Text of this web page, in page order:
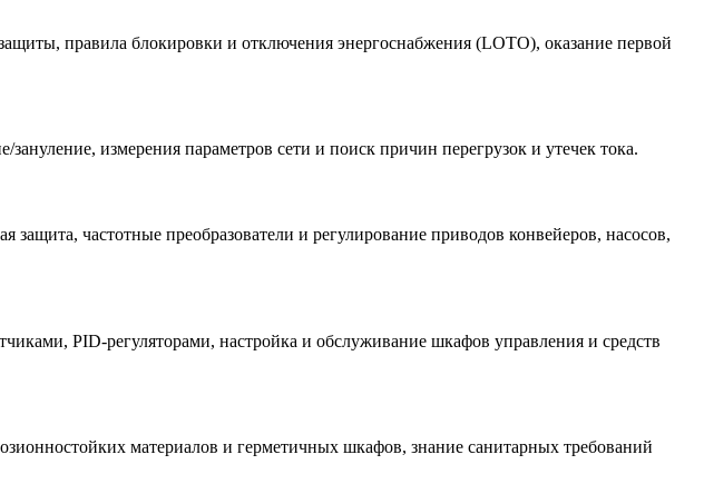
правила блокировки и отключения энергоснабжения (LOTO), оказание первой
измерения параметров сети и поиск причин перегрузок и утечек тока.
частотные преобразователи и регулирование приводов конвейеров, насосов,
PID-регуляторами, настройка и обслуживание шкафов управления и средств
материалов и герметичных шкафов, знание санитарных требований